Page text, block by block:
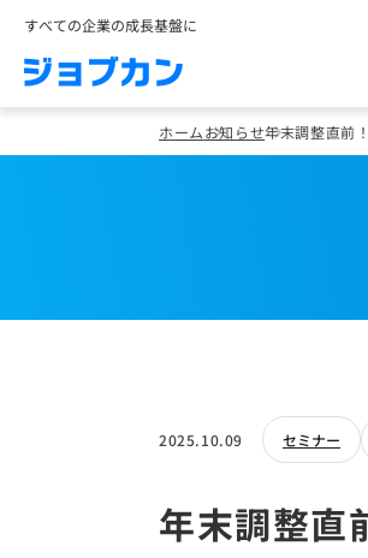
すべての企業の成長基盤に
ホームお知らせ年末調整直前
2025.10.09 セミナー
年末調整直